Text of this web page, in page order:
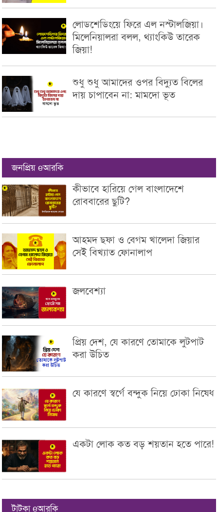
লোডশেডিংয়ে ফিরে এল নস্টালজিয়া।
মিলেনিয়ালরা বলল, থ্যাংকিউ তারেক
জিয়া!
শুধু শুধু আমাদের ওপর বিদ্যুত বিলের
দায় চাপাবেন না: মামদো ভূত
জনপ্রিয় eআরকি
কীভাবে হারিয়ে গেল বাংলাদেশে
রোববারের ছুটি?
আহমদ ছফা ও বেগম খালেদা জিয়ার
সেই বিখ্যাত ফোনালাপ
জলবেশ্যা
প্রিয় দেশ, যে কারণে তোমাকে লুটপাট
করা উচিত
যে কারণে স্বর্গে বন্দুক নিয়ে ঢোকা নিষেধ
একটা লোক কত বড় শয়তান হতে পারে!
টাটকা eআরকি